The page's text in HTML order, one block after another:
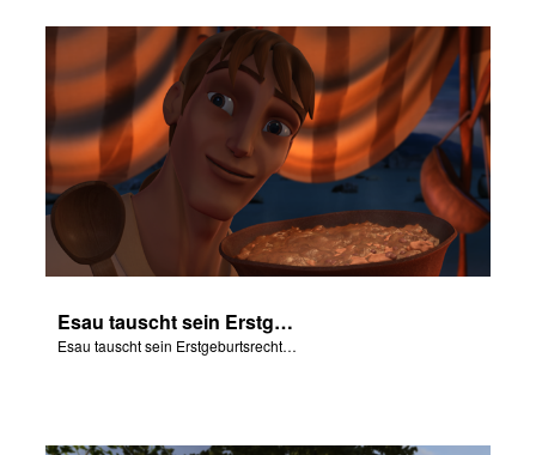
Esau tauscht sein Erstgeburtsrecht gegen etwas von Jakobs Eintopf.
Esau tauscht sein Erstgeburtsrecht gegen etwas von Jakobs Eintopf.